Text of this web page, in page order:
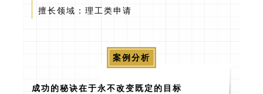
擅长领域：理工类申请
案例分析
成功的秘诀在于永不改变既定的目标